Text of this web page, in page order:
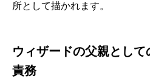
所として描かれます。
ウィザードの父親とし
責務